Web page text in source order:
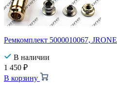
Ремкомплект 5000010067, JRONE
В наличии
1 450 ₽
В корзину